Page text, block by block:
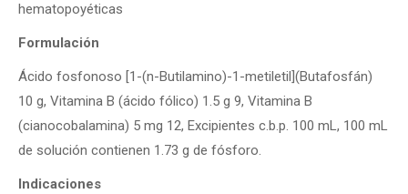
hematopoyéticas
Formulación
Ácido fosfonoso [1-(n-Butilamino)-1-metiletil](Butafosfán)
10 g, Vitamina B (ácido fólico) 1.5 g 9, Vitamina B
(cianocobalamina) 5 mg 12, Excipientes c.b.p. 100 mL, 100 mL
de solución contienen 1.73 g de fósforo.
Indicaciones